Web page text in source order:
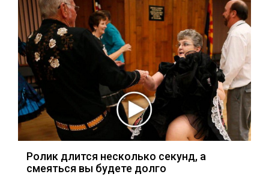
Ролик длится несколько секунд, а
смеяться вы будете долго